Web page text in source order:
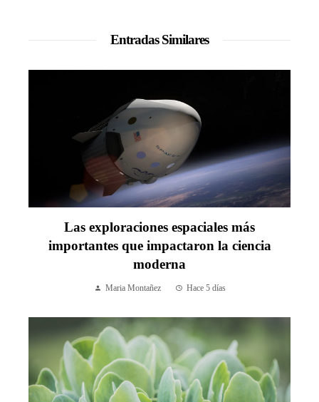
Entradas Similares
Las exploraciones espaciales más
importantes que impactaron la ciencia
moderna
Maria Montañez Hace 5 días